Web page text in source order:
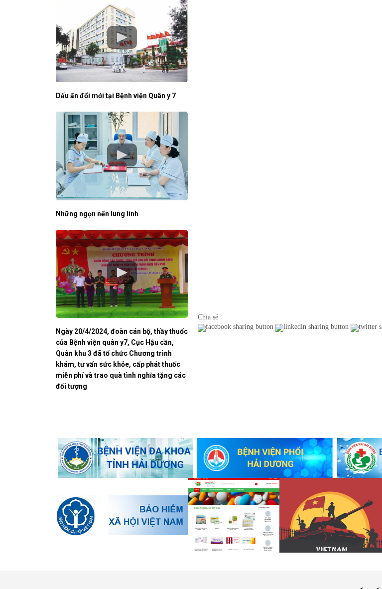
Dấu ấn đổi mới tại Bệnh viện Quân y 7
Những ngọn nến lung linh
Ngày 20/4/2024, đoàn cán bộ, thầy thuốc
của Bệnh viện quân y7, Cục Hậu cần,
Quân khu 3 đã tổ chức Chương trình
khám, tư vấn sức khỏe, cấp phát thuốc
miễn phí và trao quà tình nghĩa tặng các
đối tượng
Chia sẻ